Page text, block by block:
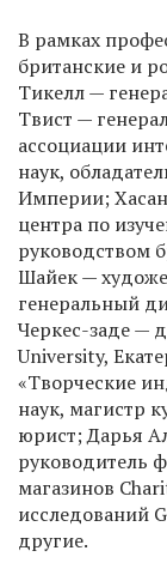
В рамках
британские и
Тикелл —
Твист —
ассоциации
наук,
Империи;
центра по
руководством
Шайек —
генеральный
Черкес-заде —
University,
«Творческие
наук, магистр
юрист; Дарья
руководитель
магазинов
исследований
другие.